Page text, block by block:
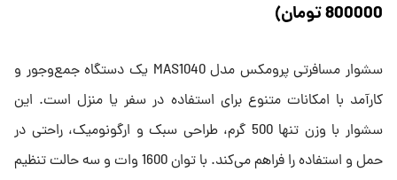
800000 تومان)
سشوار مسافرتی پرومکس مدل MAS1040 یک دستگاه جمع‌وجور و
کارآمد با امکانات متنوع برای استفاده در سفر یا منزل است. این
سشوار با وزن تنها 500 گرم، طراحی سبک و ارگونومیک، راحتی در
حمل و استفاده را فراهم می‌کند. با توان 1600 وات و سه حالت تنظیم